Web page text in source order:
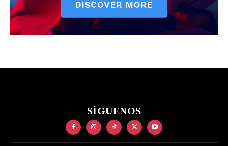
SÍGUENOS